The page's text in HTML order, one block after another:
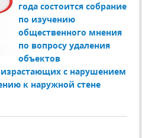
года состоится собрание
по изучению
общественного мнения
по вопросу удаления
объектов
с нарушением
к наружной стене